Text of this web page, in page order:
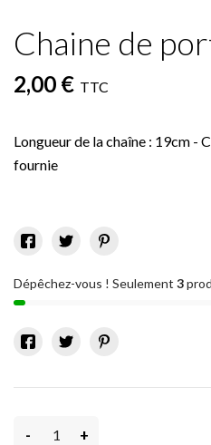
Chaine de
2,00 € TTC
Longueur de la chaîne : 19cm -
fournie
Dépêchez-vous ! Seulement 3
- +